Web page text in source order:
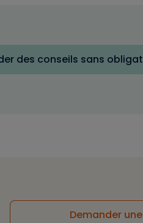
des conseils sans
Demander